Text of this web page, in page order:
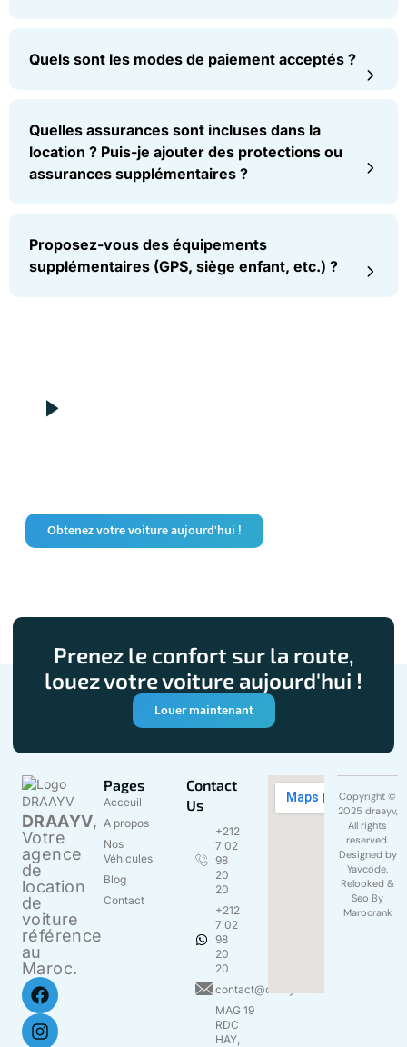
Quels sont les modes de paiement acceptés ?
Quelles assurances sont incluses dans la
location ? Puis-je ajouter des protections ou
assurances supplémentaires ?
Proposez-vous des équipements
supplémentaires (GPS, siège enfant, etc.) ?
Obtenez votre voiture aujourd'hui !
Prenez le confort sur la route,
louez votre voiture aujourd'hui !
Louer maintenant
DRAAYV,
Votre
agence
de
location
de
voiture
référence
au
Maroc.
Pages
Acceuil
A propos
Nos
Véhicules
Blog
Contact
Contact
Us
+212
7 02
98
20
20
+212
7 02
98
20
20
contact@draayv.ma
MAG 19
RDC
HAY,
Copyright ©
2025 draayv,
All rights
reserved.
Designed by
Yavcode.
Relooked &
Seo By
Marocrank